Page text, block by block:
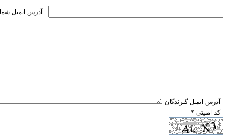
* آدرس ايميل شما
* آدرس ايميل گيرندگان
* کد امنیتی